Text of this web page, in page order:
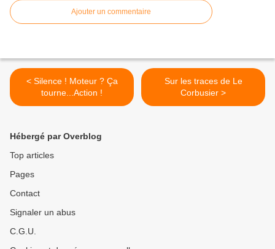
Ajouter un commentaire
< Silence ! Moteur ? Ça
tourne...Action !
Sur les traces de Le
Corbusier >
Hébergé par Overblog
Top articles
Pages
Contact
Signaler un abus
C.G.U.